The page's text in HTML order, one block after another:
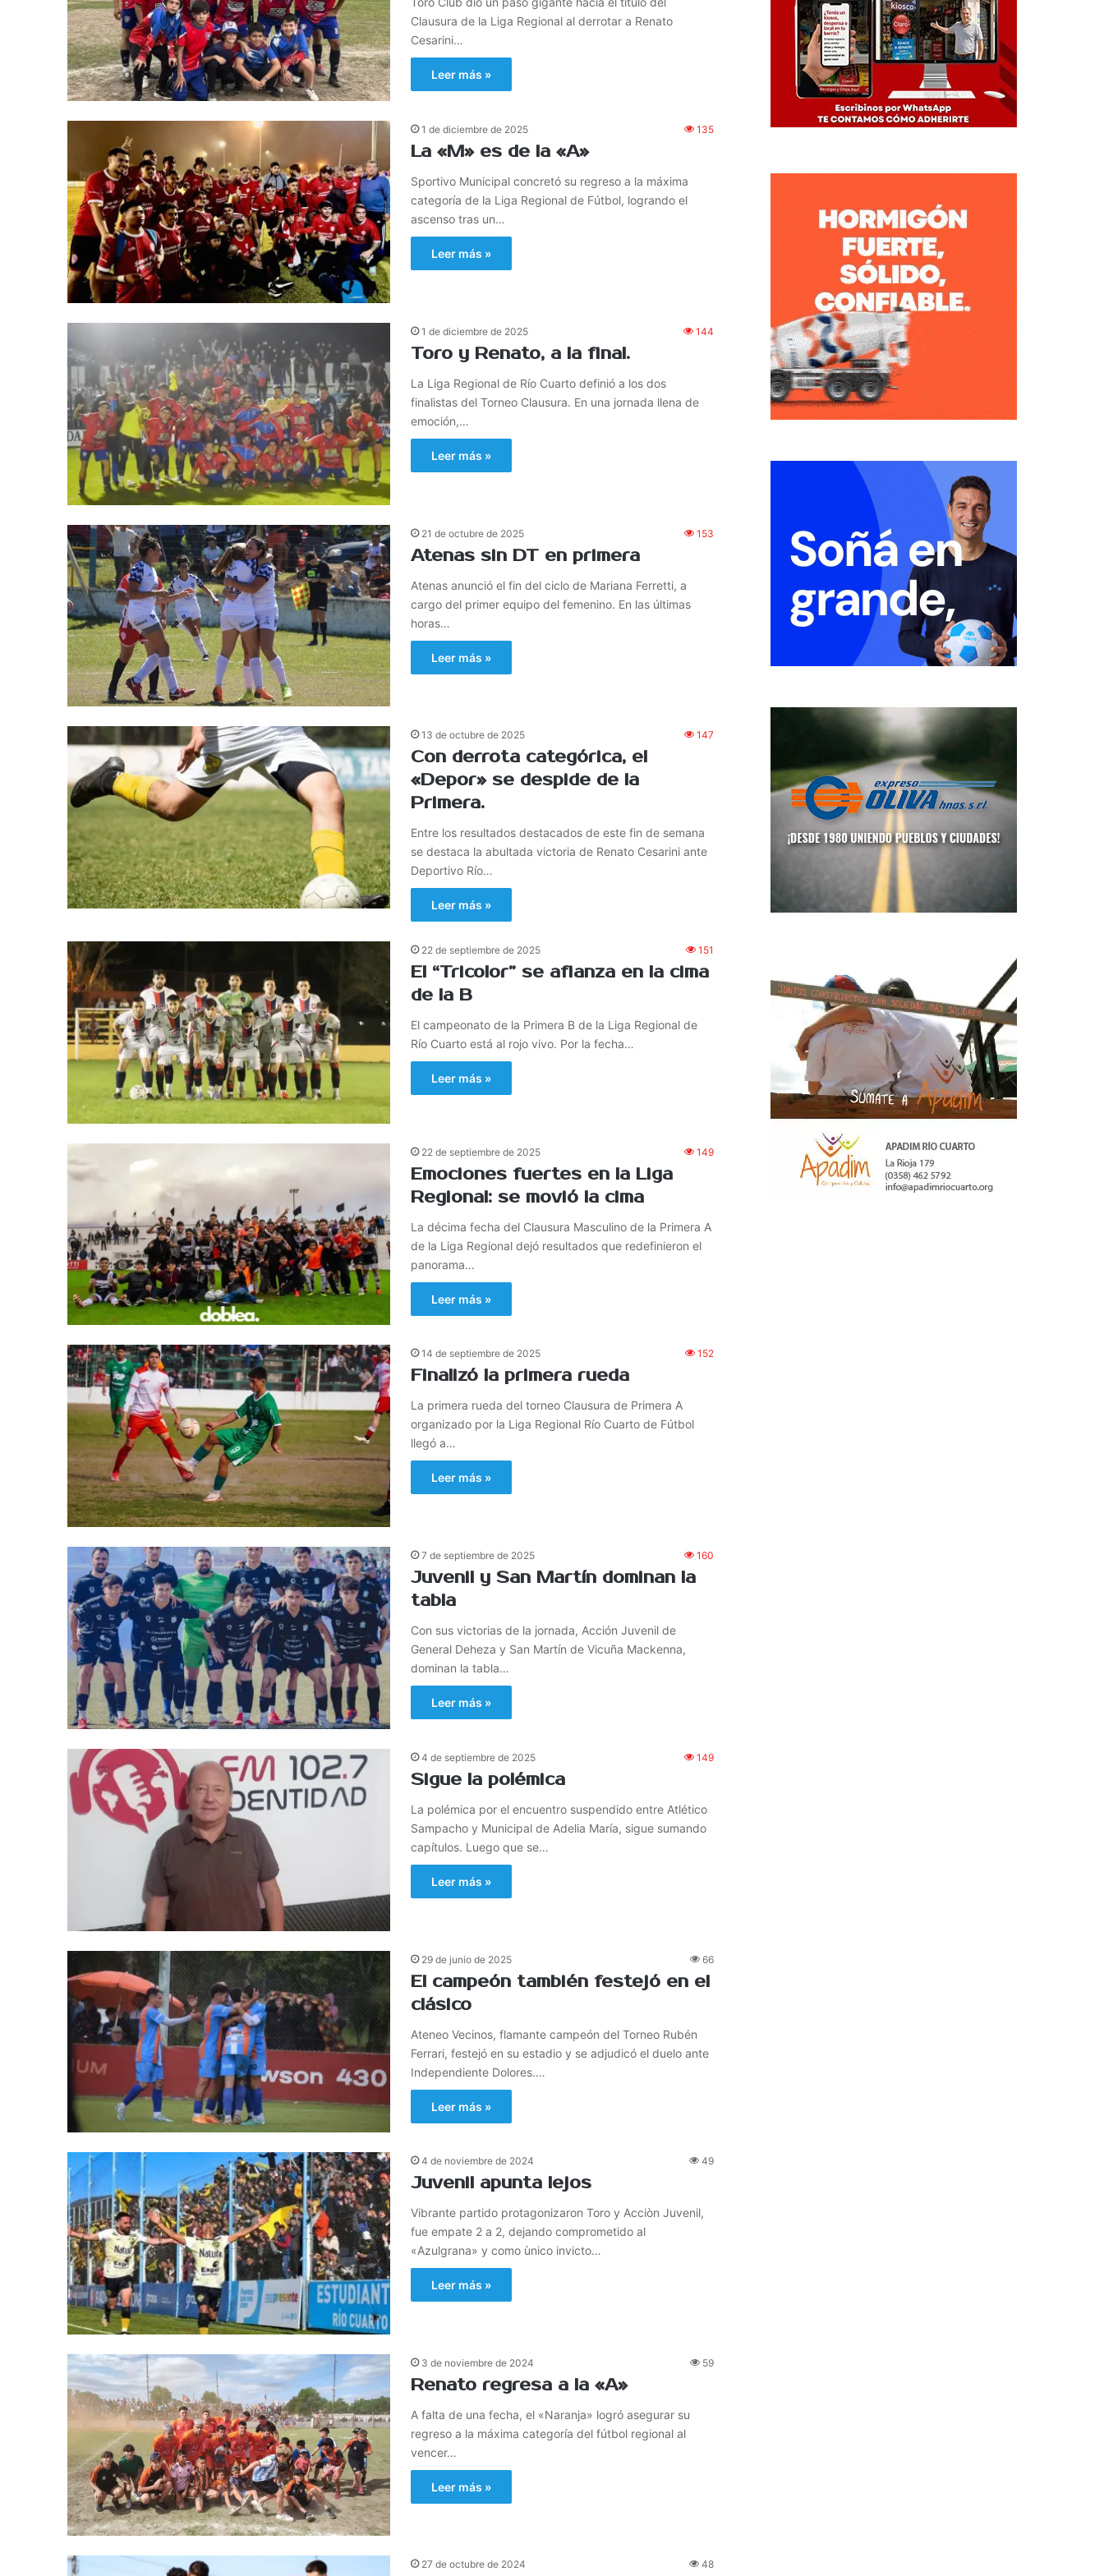
Clausura de la Liga Regional al derrotar a Renato
Cesarini…
Leer más »
1 de diciembre de 2025 135
La «M» es de la «A»
Sportivo Municipal concretó su regreso a la máxima
categoría de la Liga Regional de Fútbol, logrando el
ascenso tras un…
Leer más »
1 de diciembre de 2025 144
Toro y Renato, a la final.
La Liga Regional de Río Cuarto definió a los dos
finalistas del Torneo Clausura. En una jornada llena de
emoción,…
Leer más »
21 de octubre de 2025 153
Atenas sin DT en primera
Atenas anunció el fin del ciclo de Mariana Ferretti, a
cargo del primer equipo del femenino. En las últimas
horas…
Leer más »
13 de octubre de 2025 147
Con derrota categórica, el
«Depor» se despide de la
Primera.
Entre los resultados destacados de este fin de semana
se destaca la abultada victoria de Renato Cesarini ante
Deportivo Río…
Leer más »
22 de septiembre de 2025 151
El “Tricolor” se afianza en la cima
de la B
El campeonato de la Primera B de la Liga Regional de
Río Cuarto está al rojo vivo. Por la fecha…
Leer más »
22 de septiembre de 2025 149
Emociones fuertes en la Liga
Regional: se movió la cima
La décima fecha del Clausura Masculino de la Primera A
de la Liga Regional dejó resultados que redefinieron el
panorama…
Leer más »
14 de septiembre de 2025 152
Finalizó la primera rueda
La primera rueda del torneo Clausura de Primera A
organizado por la Liga Regional Río Cuarto de Fútbol
llegó a…
Leer más »
7 de septiembre de 2025 160
Juvenil y San Martín dominan la
tabla
Con sus victorias de la jornada, Acción Juvenil de
General Deheza y San Martín de Vicuña Mackenna,
dominan la tabla…
Leer más »
4 de septiembre de 2025 149
Sigue la polémica
La polémica por el encuentro suspendido entre Atlético
Sampacho y Municipal de Adelia María, sigue sumando
capítulos. Luego que se…
Leer más »
29 de junio de 2025 66
El campeón también festejó en el
clásico
Ateneo Vecinos, flamante campeón del Torneo Rubén
Ferrari, festejó en su estadio y se adjudicó el duelo ante
Independiente Dolores.…
Leer más »
4 de noviembre de 2024 49
Juvenil apunta lejos
Vibrante partido protagonizaron Toro y Acciòn Juvenil,
fue empate 2 a 2, dejando comprometido al
«Azulgrana» y como ùnico invicto…
Leer más »
3 de noviembre de 2024 59
Renato regresa a la «A»
A falta de una fecha, el «Naranja» logró asegurar su
regreso a la máxima categoría del fútbol regional al
vencer…
Leer más »
27 de octubre de 2024 48